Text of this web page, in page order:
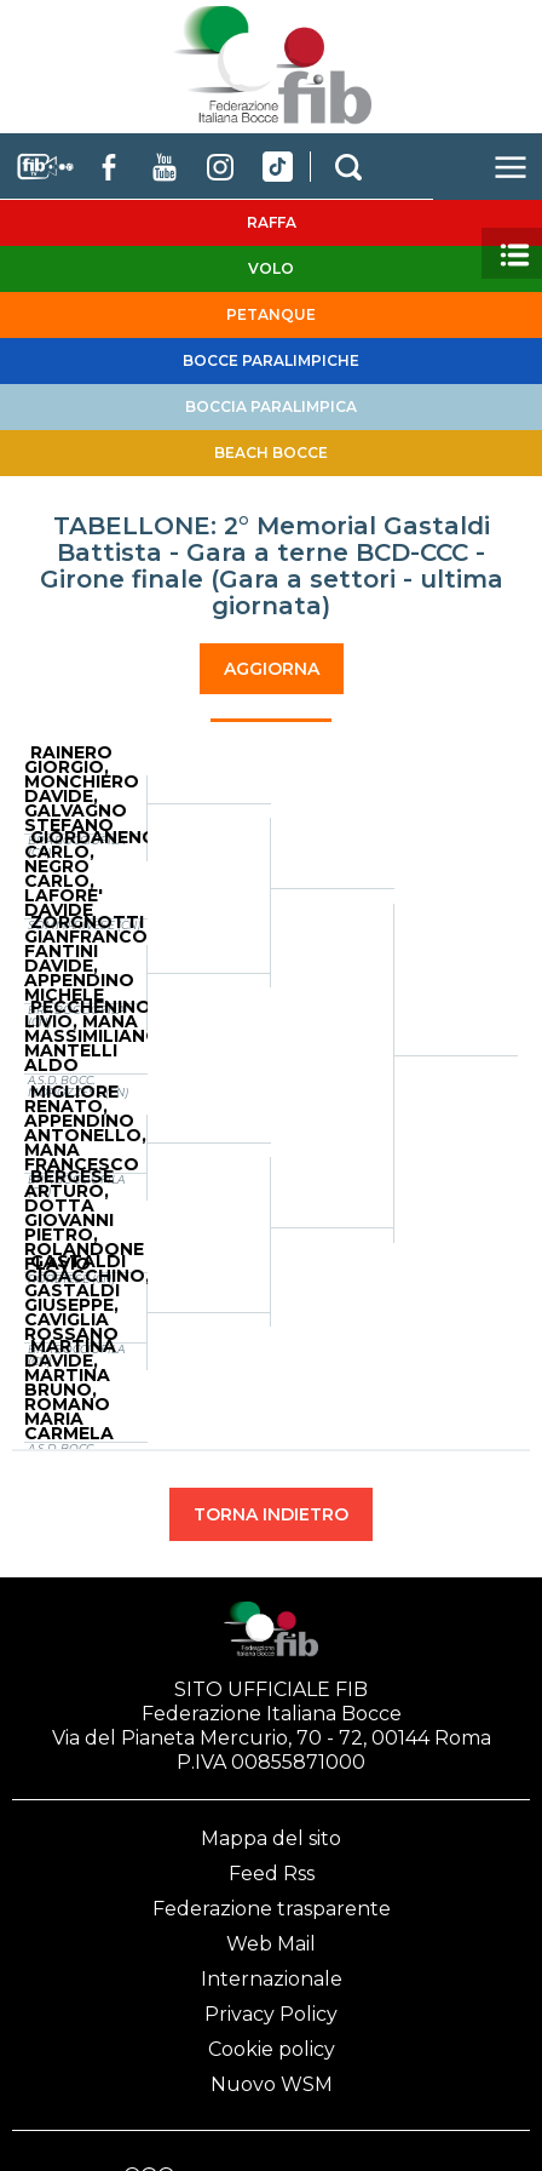
RAFFA
VOLO
PETANQUE
BOCCE PARALIMPICHE
BOCCIA PARALIMPICA
BEACH BOCCE
TABELLONE: 2° Memorial Gastaldi
Battista - Gara a terne BCD-CCC -
Girone finale (Gara a settori - ultima
giornata)
AGGIORNA
RAINERO
GIORGIO,
MONCHIERO
DAVIDE,
GALVAGNO
STEFANO
BRA BOCCIOFILA
(CN)
GIORDANENGO
CARLO,
NEGRO
CARLO,
LAFORE'
DAVIDE
SOMMARIVESE (CN)
ZORGNOTTI
GIANFRANCO,
FANTINI
DAVIDE,
APPENDINO
MICHELE
BRA BOCCIOFILA
(CN)
PECCHENINO
LIVIO, MANA
MASSIMILIANO,
MANTELLI
ALDO
A.S.D. BOCC.
MOROZZESE (CN)
MIGLIORE
RENATO,
APPENDINO
ANTONELLO,
MANA
FRANCESCO
BRA BOCCIOFILA
(CN)
BERGESE
ARTURO,
DOTTA
GIOVANNI
PIETRO,
ROLANDONE
FLAVIO
RORETESE (CN)
GASTALDI
GIOACCHINO,
GASTALDI
GIUSEPPE,
CAVIGLIA
ROSSANO
BRA BOCCIOFILA
(CN)
MARTINA
DAVIDE,
MARTINA
BRUNO,
ROMANO
MARIA
CARMELA
A.S.D. BOCC.
TORNA INDIETRO
SITO UFFICIALE FIB
Federazione Italiana Bocce
Via del Pianeta Mercurio, 70 - 72, 00144 Roma
P.IVA 00855871000
Mappa del sito
Feed Rss
Federazione trasparente
Web Mail
Internazionale
Privacy Policy
Cookie policy
Nuovo WSM